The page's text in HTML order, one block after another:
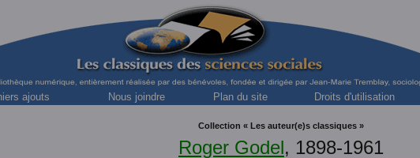
ajouts Nous joindre Plan du site Droits d'utilisation
Collection « Les auteur(e)s classiques »
Roger Godel, 1898-1961